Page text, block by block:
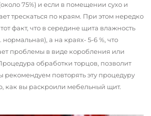
75%) и если в помещении сухо и
трескаться по краям. При этом нередко
факт, что в середине щита влажность
нормальная), а на краях- 5-6 %, что
проблемы в виде коробления или
обработки торцов, позволит
рекомендуем повторять эту процедуру
как вы раскроили мебельный щит.